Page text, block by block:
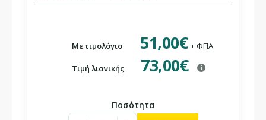
Με τιμολόγιο 51,00€ + ΦΠΑ
Τιμή λιανικής 73,00€ i
Ποσότητα